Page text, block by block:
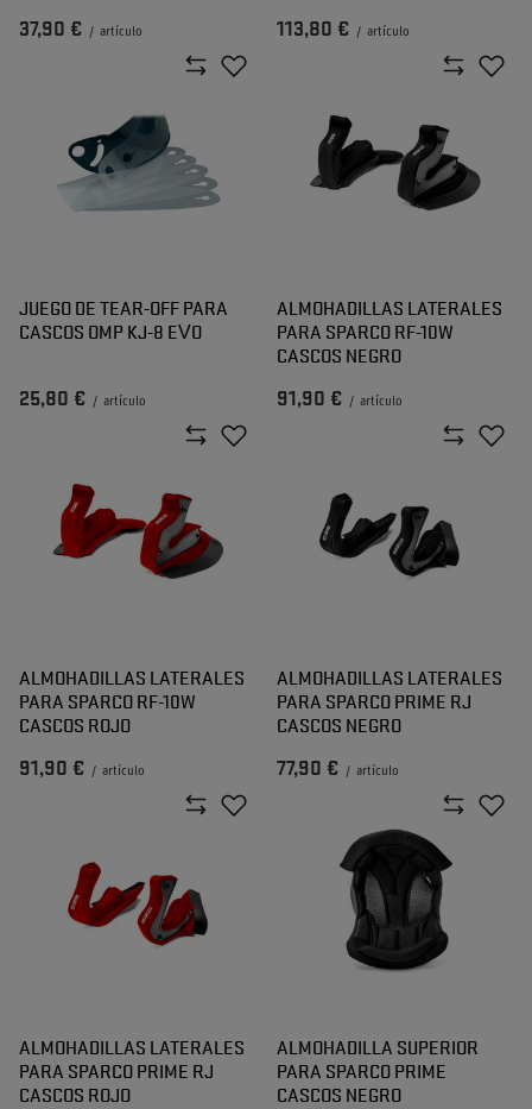
37,90 € / artículo 113,80 € / artículo
JUEGO DE TEAR-OFF PARA
CASCOS OMP KJ-8 EVO
25,80 € / artículo
ALMOHADILLAS LATERALES
PARA SPARCO RF-10W
CASCOS NEGRO
91,90 € / artículo
ALMOHADILLAS LATERALES
PARA SPARCO RF-10W
CASCOS ROJO
91,90 € / artículo
ALMOHADILLAS LATERALES
PARA SPARCO PRIME RJ
CASCOS NEGRO
77,90 € / artículo
ALMOHADILLAS LATERALES
PARA SPARCO PRIME RJ
CASCOS ROJO
ALMOHADILLA SUPERIOR
PARA SPARCO PRIME
CASCOS NEGRO